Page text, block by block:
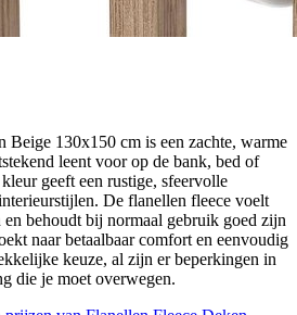
Beige 130x150 cm is een zachte, warme
leent voor op de bank, bed of
geeft een rustige, sfeervolle
De flanellen fleece voelt
behoudt bij normaal gebruik goed zijn
naar betaalbaar comfort en eenvoudig
keuze, al zijn er beperkingen in
die je moet overwegen.